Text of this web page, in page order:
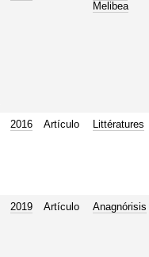
Melibea
2016 Artículo Littératures
2019 Artículo Anagnórisis